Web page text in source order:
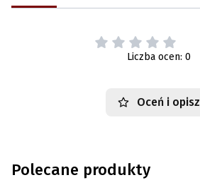
Liczba ocen: 0
Oceń i opisz
Polecane produkty